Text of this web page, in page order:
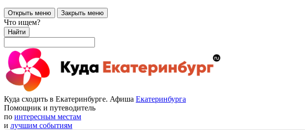
Открыть меню Закрыть меню
Что ищем?
Найти
Куда сходить в Екатеринбурге. Афиша Екатеринбурга
Помощник и путеводитель
по интересным местам
и лучшим событиям